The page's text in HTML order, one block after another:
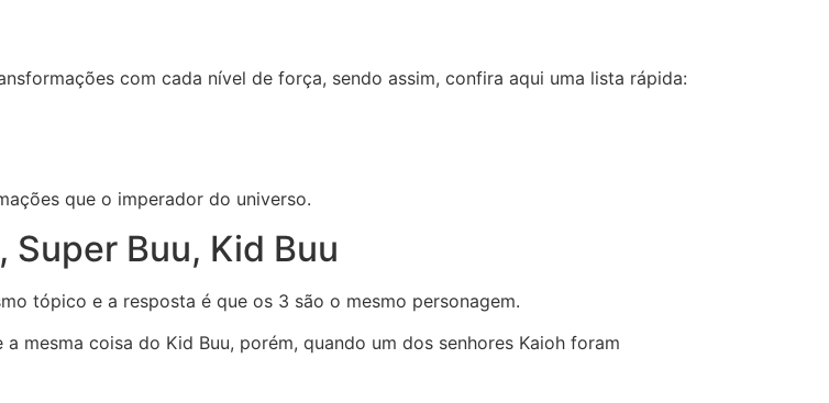
com cada nível de força, sendo assim, confira aqui uma lista rápida:
que o imperador do universo.
Buu, Kid Buu
tópico e a resposta é que os 3 são o mesmo personagem.
mesma coisa do Kid Buu, porém, quando um dos senhores Kaioh foram